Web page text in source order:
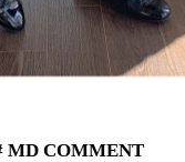
MD COMMENT